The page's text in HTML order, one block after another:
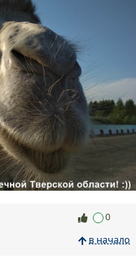
0
в начало